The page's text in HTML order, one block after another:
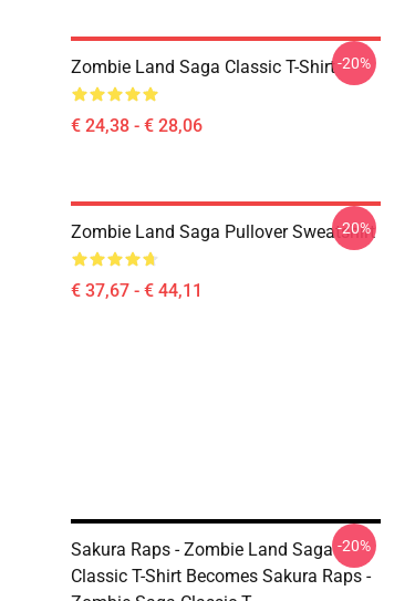
Zombie Land Saga Classic T-Shirt
€ 24,38 - € 28,06
-20%
Zombie Land Saga Pullover Sweatshirt
€ 37,67 - € 44,11
-20%
Sakura Raps - Zombie Land Saga
Classic T-Shirt Becomes Sakura Raps -
-20%